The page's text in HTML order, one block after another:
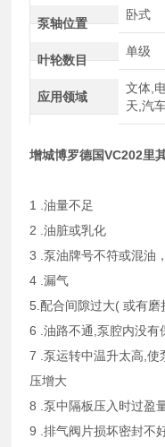
泵轴位置
卧式
叶轮数目
单级
应用领域
文体,
天,汽
增城博罗德国VC202里
1 .油量不足
2 .油脏或乳化
3 .泵油牌号不符或混油
4 .漏气
5.配合间隙过大( 或有磨
6 .油路不通,泵腔内没有
7 .泵运转中温升太高,使
压增大
8 .泵中隔板压入时过盈
9 .排气阀片损坏密封不